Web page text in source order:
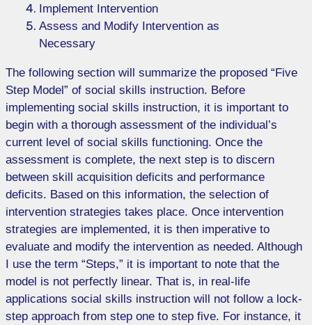
Implement Intervention
Assess and Modify Intervention as
Necessary
The following section will summarize the proposed “Five
Step Model” of social skills instruction. Before
implementing social skills instruction, it is important to
begin with a thorough assessment of the individual’s
current level of social skills functioning. Once the
assessment is complete, the next step is to discern
between skill acquisition deficits and performance
deficits. Based on this information, the selection of
intervention strategies takes place. Once intervention
strategies are implemented, it is then imperative to
evaluate and modify the intervention as needed. Although
I use the term “Steps,” it is important to note that the
model is not perfectly linear. That is, in real-life
applications social skills instruction will not follow a lock-
step approach from step one to step five. For instance, it